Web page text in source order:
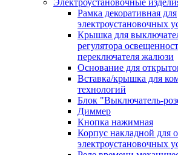
Электроустановочные
Рамка декоративная для
электроустановочных
Крышка для
регулятора
переключателя жалюзи
Основание для
Вставка/крышка для
технологий
Блок "Выключатель-
Диммер
Кнопка нажимная
Корпус накладной для
электроустановочных